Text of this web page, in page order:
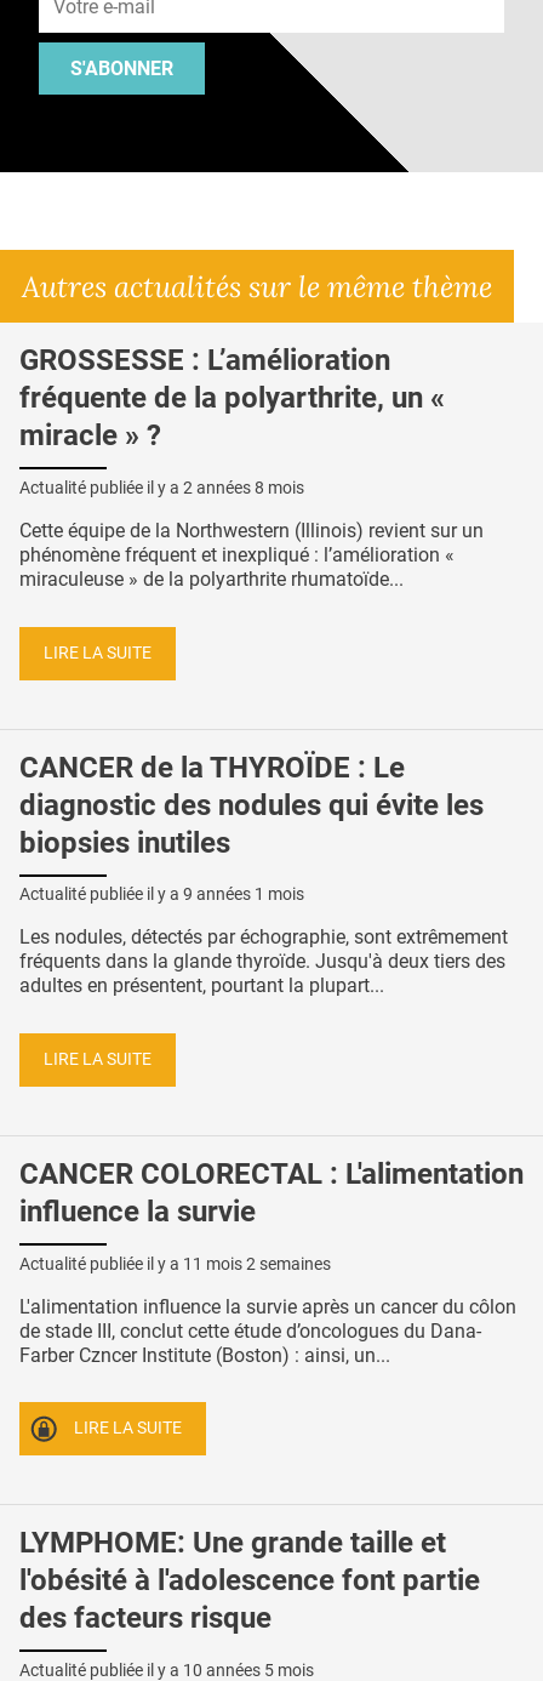
S'ABONNER
Autres actualités sur le même thème
GROSSESSE : L’amélioration
fréquente de la polyarthrite, un «
miracle » ?
Actualité publiée il y a 2 années 8 mois
Cette équipe de la Northwestern (Illinois) revient sur un
phénomène fréquent et inexpliqué : l’amélioration «
miraculeuse » de la polyarthrite rhumatoïde...
LIRE LA SUITE
CANCER de la THYROÏDE : Le
diagnostic des nodules qui évite les
biopsies inutiles
Actualité publiée il y a 9 années 1 mois
Les nodules, détectés par échographie, sont extrêmement
fréquents dans la glande thyroïde. Jusqu'à deux tiers des
adultes en présentent, pourtant la plupart...
LIRE LA SUITE
CANCER COLORECTAL : L'alimentation
influence la survie
Actualité publiée il y a 11 mois 2 semaines
L'alimentation influence la survie après un cancer du côlon
de stade III, conclut cette étude d’oncologues du Dana-
Farber Czncer Institute (Boston) : ainsi, un...
LIRE LA SUITE
LYMPHOME: Une grande taille et
l'obésité à l'adolescence font partie
des facteurs risque
Actualité publiée il y a 10 années 5 mois